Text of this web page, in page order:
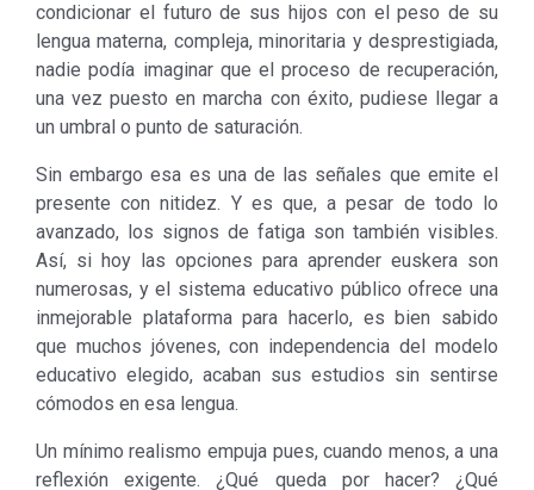
condicionar el futuro de sus hijos con el peso de su
lengua materna, compleja, minoritaria y desprestigiada,
nadie podía imaginar que el proceso de recuperación,
una vez puesto en marcha con éxito, pudiese llegar a
un umbral o punto de saturación.
Sin embargo esa es una de las señales que emite el
presente con nitidez. Y es que, a pesar de todo lo
avanzado, los signos de fatiga son también visibles.
Así, si hoy las opciones para aprender euskera son
numerosas, y el sistema educativo público ofrece una
inmejorable plataforma para hacerlo, es bien sabido
que muchos jóvenes, con independencia del modelo
educativo elegido, acaban sus estudios sin sentirse
cómodos en esa lengua.
Un mínimo realismo empuja pues, cuando menos, a una
reflexión exigente. ¿Qué queda por hacer? ¿Qué